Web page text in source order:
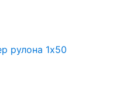
рулона 1х50